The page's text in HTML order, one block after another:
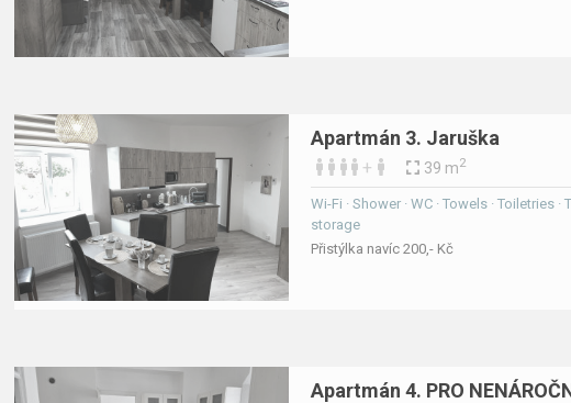
Apartmán 3. Jaruška
+ 39 m2
Wi-Fi · Shower · WC · Towels · Toiletries
storage
Přistýlka navíc 200,- Kč
Apartmán 4. PRO